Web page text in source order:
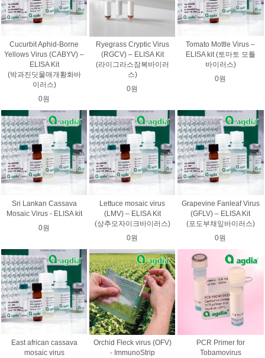
Cucurbit Aphid-Borne
Yellows Virus (CABYV) –
ELISA Kit
(박과진딧물매개황화바
이러스)
0원
Ryegrass Cryptic Virus
(RGCV) – ELISA Kit
(라이그라스잠복바이러
스)
0원
Tomato Mottle Virus –
ELISA kit (토마토 모틀
바이러스)
0원
Sri Lankan Cassava
Mosaic Virus - ELISA kit
0원
Lettuce mosaic virus
(LMV) – ELISA Kit
(상추모자이크바이러스)
0원
Grapevine Fanleaf Virus
(GFLV) – ELISA Kit
(포도부채잎바이러스)
0원
East african cassava
mosaic virus
Orchid Fleck virus (OFV)
- ImmunoStrip
PCR Primer for
Tobamovirus